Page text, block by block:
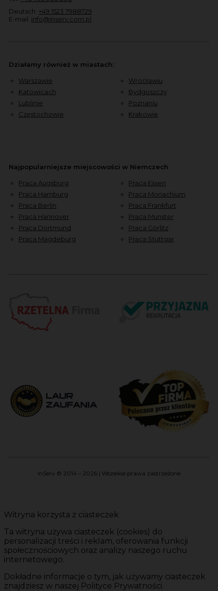
Deutsch: +49 1523 7988729
E-mail: info@inserv.com.pl
Działamy również w miastach:
Warszawie
Katowicach
Lublinie
Częstochowie
Wrocławiu
Bydgoszczy
Poznaniu
Krakowie
Najpopularniejsze miejscowości w Niemczech
Praca Augsburg
Praca Hamburg
Praca Berlin
Praca Hannover
Praca Dortmund
Praca Magdeburg
Praca Essen
Praca Monachium
Praca Frankfurt
Praca Munster
Praca Görlitz
Praca Stuttgar
InServ © 2014 – 2026 | Wszelkie prawa zastrzeżone
Witryna korzysta z ciasteczek
Ta witryna używa ciasteczek (cookies) do
personalizacji treści i reklam, oferowania funkcji
społecznościowych oraz analizy naszego ruchu
internetowego.
Dokładne informacje o tym, jak używamy ciasteczek
znajdziesz w naszej Polityce Prywatności.